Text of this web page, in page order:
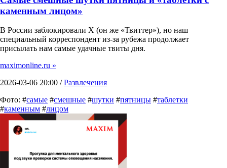
каменным лицом»
В России заблокировали X (он же «Твиттер»), но наш
специальный корреспондент из-за рубежа продолжает
присылать нам самые удачные твиты дня.
maximonline.ru »
2026-03-06 20:00 /Развлечения
Фото: #самые #смешные #шутки #пятницы #таблетки
#каменным #лицом